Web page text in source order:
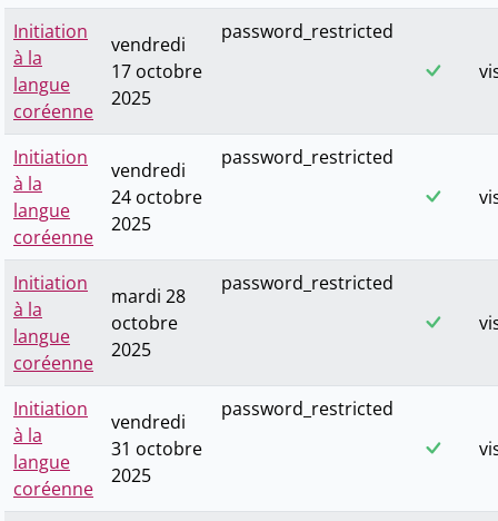
Initiation
à la
langue
coréenne
vendredi
17 octobre
2025
password_restricted
Initiation
à la
langue
coréenne
vendredi
24 octobre
2025
password_restricted
Initiation
à la
langue
coréenne
mardi 28
octobre
2025
password_restricted
Initiation
à la
langue
coréenne
vendredi
31 octobre
2025
password_restricted